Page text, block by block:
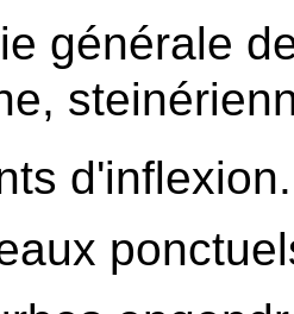
générale
d'inflexion.